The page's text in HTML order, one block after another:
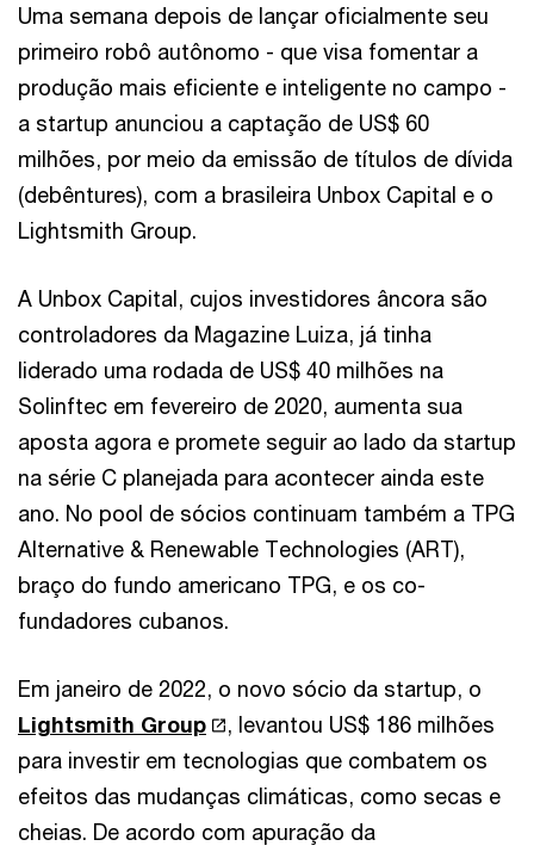
Uma semana depois de lançar oficialmente seu
primeiro robô autônomo - que visa fomentar a
produção mais eficiente e inteligente no campo -
a startup anunciou a captação de US$ 60
milhões, por meio da emissão de títulos de dívida
(debêntures), com a brasileira Unbox Capital e o
Lightsmith Group.
A Unbox Capital, cujos investidores âncora são
controladores da Magazine Luiza, já tinha
liderado uma rodada de US$ 40 milhões na
Solinftec em fevereiro de 2020, aumenta sua
aposta agora e promete seguir ao lado da startup
na série C planejada para acontecer ainda este
ano. No pool de sócios continuam também a TPG
Alternative & Renewable Technologies (ART),
braço do fundo americano TPG, e os co-
fundadores cubanos.
Em janeiro de 2022, o novo sócio da startup, o
Lightsmith Group
, levantou US$ 186 milhões
para investir em tecnologias que combatem os
efeitos das mudanças climáticas, como secas e
cheias. De acordo com apuração da